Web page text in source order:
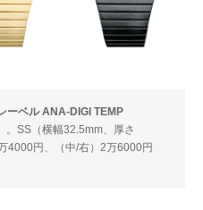
ーベル ANA-DIGI TEMP
。SS（横幅32.5mm、厚さ
4000円、（中/右）2万6000円